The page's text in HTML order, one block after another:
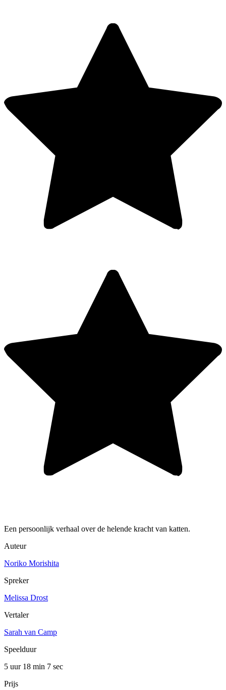
Een persoonlijk verhaal over de helende kracht van katten.
Auteur
Noriko Morishita
Spreker
Melissa Drost
Vertaler
Sarah van Camp
Speelduur
5 uur 18 min 7 sec
Prijs